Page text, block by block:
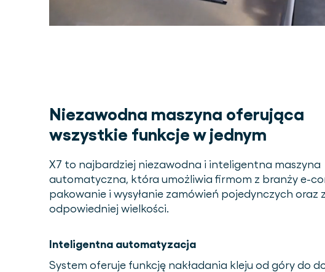
Niezawodna maszyna oferująca
wszystkie funkcje w jednym
X7 to najbardziej niezawodna i inteligentna maszyna
automatyczna, która umożliwia firmom z branży e-
pakowanie i wysyłanie zamówień pojedynczych oraz
odpowiedniej wielkości.
Inteligentna automatyzacja
System oferuje funkcję nakładania kleju od góry do